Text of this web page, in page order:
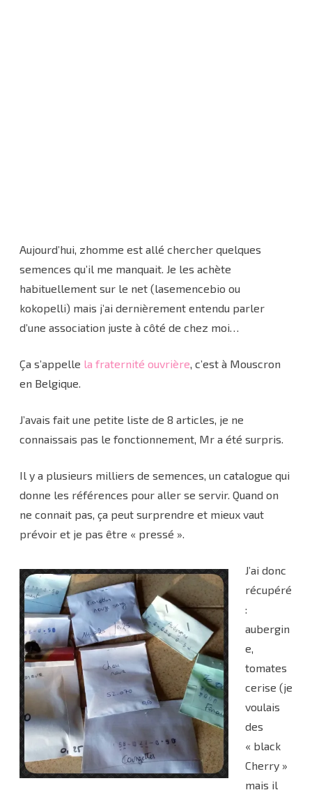
Aujourd’hui, zhomme est allé chercher quelques
semences qu’il me manquait. Je les achète
habituellement sur le net (lasemencebio ou
kokopelli) mais j’ai dernièrement entendu parler
d’une association juste à côté de chez moi…
Ça s’appelle la fraternité ouvrière, c’est à Mouscron
en Belgique.
J’avais fait une petite liste de 8 articles, je ne
connaissais pas le fonctionnement, Mr a été surpris.
Il y a plusieurs milliers de semences, un catalogue qui
donne les références pour aller se servir. Quand on
ne connait pas, ça peut surprendre et mieux vaut
prévoir et je pas être « pressé ».
J’ai donc
récupéré
:
aubergin
e,
tomates
cerise (je
voulais
des
« black
Cherry »
mais il